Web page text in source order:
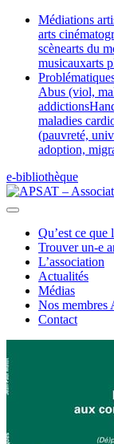
Médiations
arts
scènearts du
musicauxarts
Abus (viol,
addictions
maladies
(pauvreté,
adoption,
e-bibliothèque
Qu’est ce que
Trouver un-e
L’association
Actualités
Médias
Nos membres
Contact